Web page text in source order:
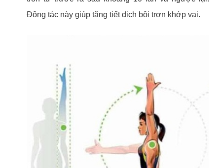
Động tác này giúp tăng tiết dịch bôi trơn khớp vai.